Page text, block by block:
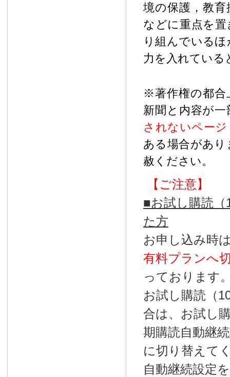
境の保護，教
などに重点を
り組んでいる
力を入れている
※著作権の都合
新聞と内容が
されないペー
ある場合があ
赦ください。
【ご注意】
■お試し購読
た方
お申し込み時
有料プランへ
っております
お試し購読（
合は、お試し
期購読自動継
に切り替えて
自動継続設定